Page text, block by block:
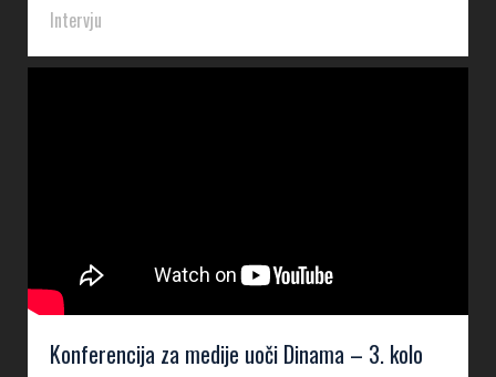
Intervju
Konferencija za medije uoči Dinama – 3. kolo